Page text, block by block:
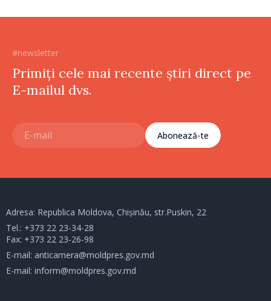
#newsletter
Primiți cele mai recente știri direct pe
E-mailul dvs.
Abonează-te
Adresa: Republica Moldova, Chișinău, str.Puskin, 22
Tel.: +373 22 23-34-28
Fax: +373 22 23-26-98
E-mail: anticamera@moldpres.gov.md
E-mail: inform@moldpres.gov.md